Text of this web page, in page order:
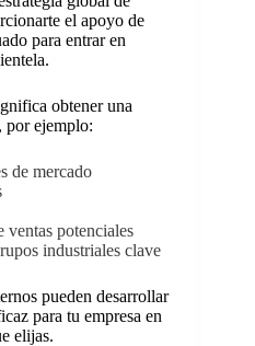
el apoyo de
para entrar en
obtener una
por ejemplo:
de mercado
ventas potenciales
industriales clave
pueden desarrollar
para tu empresa en
elijas.